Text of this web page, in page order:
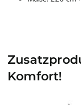
Komfort!